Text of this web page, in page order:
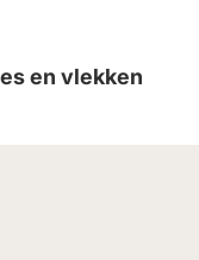
en vlekken